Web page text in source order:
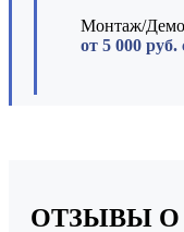
Монтаж/
от 5 000
ОТЗЫВЫ О